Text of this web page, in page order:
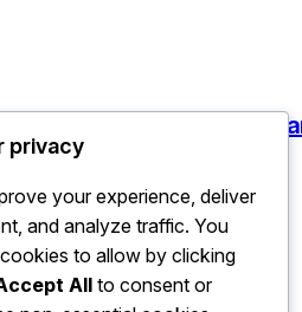
Peluang Bisnis UMKM
privacy
your experience, deliver
and analyze traffic. You
to allow by clicking
Allto consent or